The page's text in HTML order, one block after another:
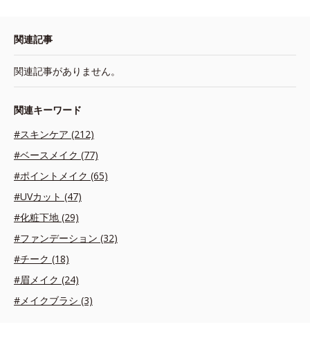
関連記事
関連記事がありません。
関連キーワード
#スキンケア (212)
#ベースメイク (77)
#ポイントメイク (65)
#UVカット (47)
#化粧下地 (29)
#ファンデーション (32)
#チーク (18)
#眉メイク (24)
#メイクブラシ (3)